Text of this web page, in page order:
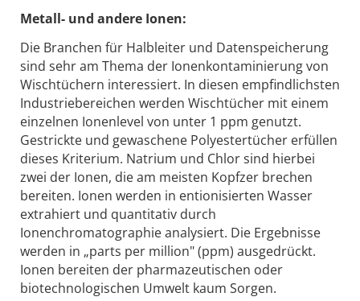
Metall- und andere Ionen:
Die Branchen für Halbleiter und Datenspeicherung
sind sehr am Thema der Ionenkontaminierung von
Wischtüchern interessiert. In diesen empfindlichsten
Industriebereichen werden Wischtücher mit einem
einzelnen Ionenlevel von unter 1 ppm genutzt.
Gestrickte und gewaschene Polyestertücher erfüllen
dieses Kriterium. Natrium und Chlor sind hierbei
zwei der Ionen, die am meisten Kopfzer brechen
bereiten. Ionen werden in entionisierten Wasser
extrahiert und quantitativ durch
Ionenchromatographie analysiert. Die Ergebnisse
werden in „parts per million" (ppm) ausgedrückt.
Ionen bereiten der pharmazeutischen oder
biotechnologischen Umwelt kaum Sorgen.